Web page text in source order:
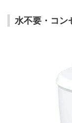
水不要・コン